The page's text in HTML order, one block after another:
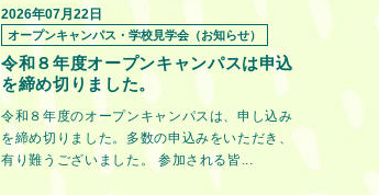
2026年07月22日
オープンキャンパス・学校見学会（お知らせ）
令和８年度オープンキャンパスは申込
を締め切りました。
令和８年度のオープンキャンパスは、申し込み
を締め切りました。多数の申込みをいただき、
有り難うございました。 参加される皆...